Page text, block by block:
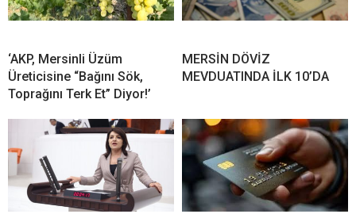
‘AKP, Mersinli Üzüm
Üreticisine “Bağını Sök,
Toprağını Terk Et” Diyor!’
MERSİN DÖVİZ
MEVDUATINDA İLK 10’DA